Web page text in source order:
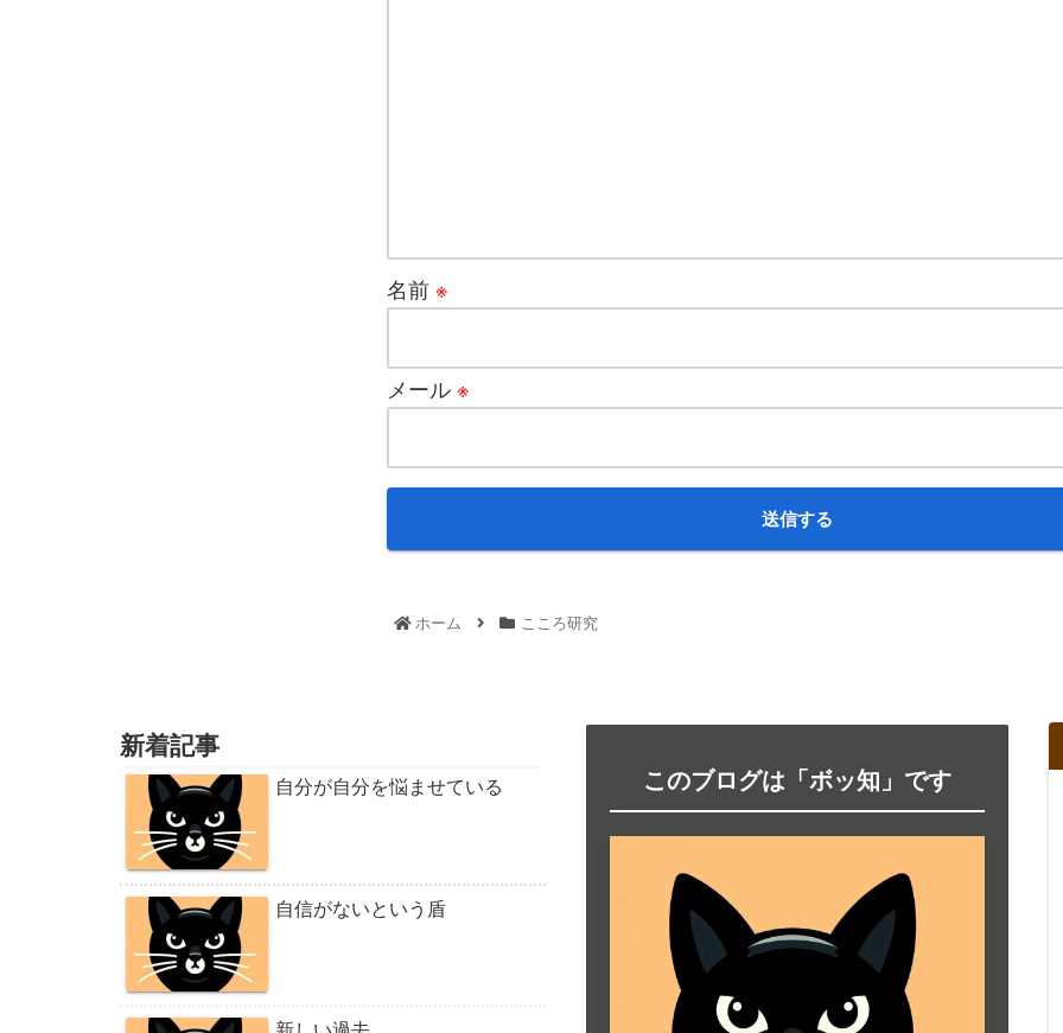
名前 ※
メール ※
ホーム こころ研究
新着記事
自分が自分を悩ませている
自信がないという盾
このブログは「ボッ知」です